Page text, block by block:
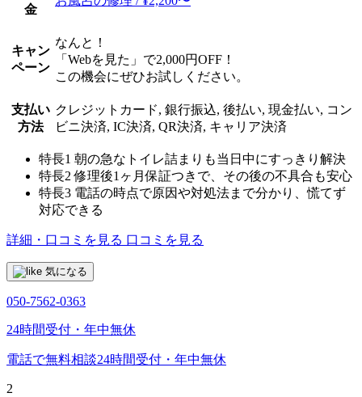
金
キャン
ペーン
なんと！
「Webを見た」で2,000円OFF！
この機会にぜひお試しください。
支払い
方法
クレジットカード, 銀行振込, 後払い, 現金払い, コン
ビニ決済, IC決済, QR決済, キャリア決済
特長1 朝の急なトイレ詰まりも当日中にすっきり解決
特長2 修理後1ヶ月保証つきで、その後の不具合も安心
特長3 電話の時点で原因や対処法まで分かり、慌てず
対応できる
詳細・口コミを見る 口コミを見る
気になる
050-7562-0363
24時間受付・年中無休
電話で無料相談24時間受付・年中無休
2